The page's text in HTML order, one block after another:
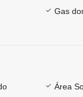
Gas
Área